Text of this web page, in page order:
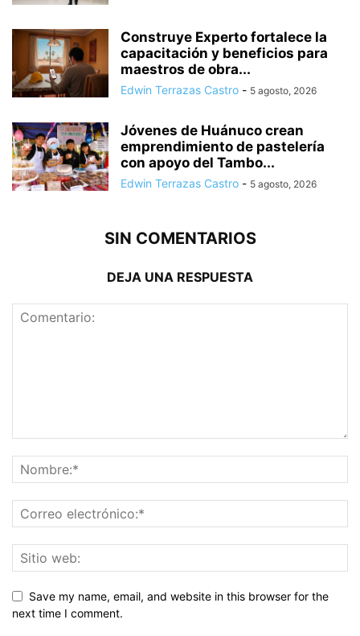
Construye Experto fortalece la
capacitación y beneficios para
maestros de obra...
Edwin Terrazas Castro - 5 agosto, 2026
Jóvenes de Huánuco crean
emprendimiento de pastelería
con apoyo del Tambo...
Edwin Terrazas Castro - 5 agosto, 2026
SIN COMENTARIOS
DEJA UNA RESPUESTA
Save my name, email, and website in this browser for the
next time I comment.